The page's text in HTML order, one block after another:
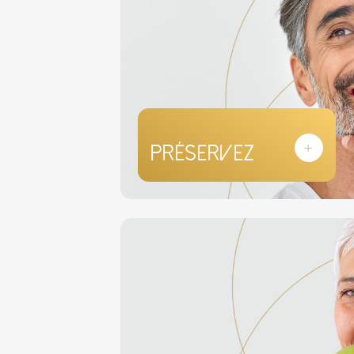
Préservez +